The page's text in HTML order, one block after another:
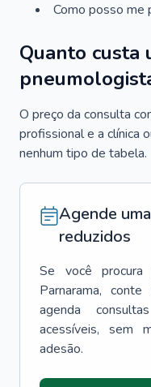
Como posso me
Quanto custa
O preço da consulta
profissional e a clínica
nenhum tipo de tabela.
Agende
reduzidos
Se você
Parnarama, conte
agenda
acessíveis, sem
adesão.